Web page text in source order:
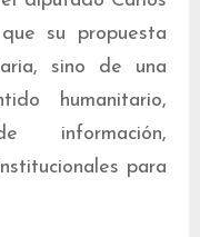
su propuesta
sino de una
humanitario,
información,
para